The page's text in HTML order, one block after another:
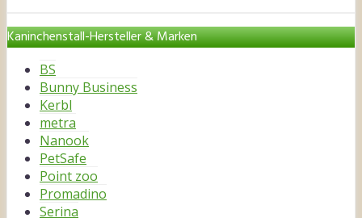
Kaninchenstall-Hersteller & Marken
BS
Bunny Business
Kerbl
metra
Nanook
PetSafe
Point zoo
Promadino
Serina